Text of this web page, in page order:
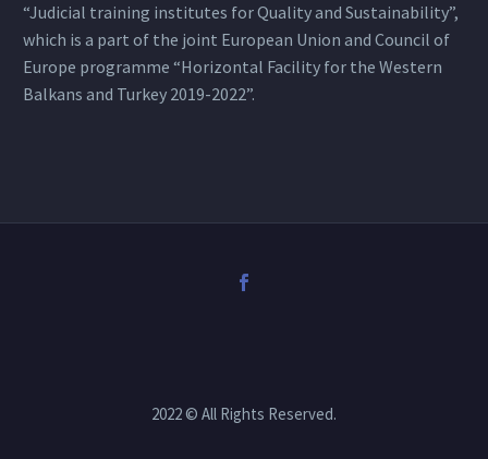
“Judicial training institutes for Quality and Sustainability”,
which is a part of the joint European Union and Council of
Europe programme “Horizontal Facility for the Western
Balkans and Turkey 2019-2022”.
2022 © All Rights Reserved.